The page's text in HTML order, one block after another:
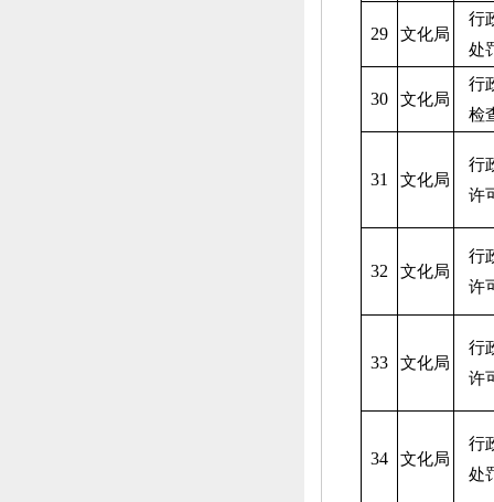
29 文化局
行
处
30 文化局
行
检
31 文化局
行
许
32 文化局
行
许
33 文化局
行
许
34 文化局
行
处